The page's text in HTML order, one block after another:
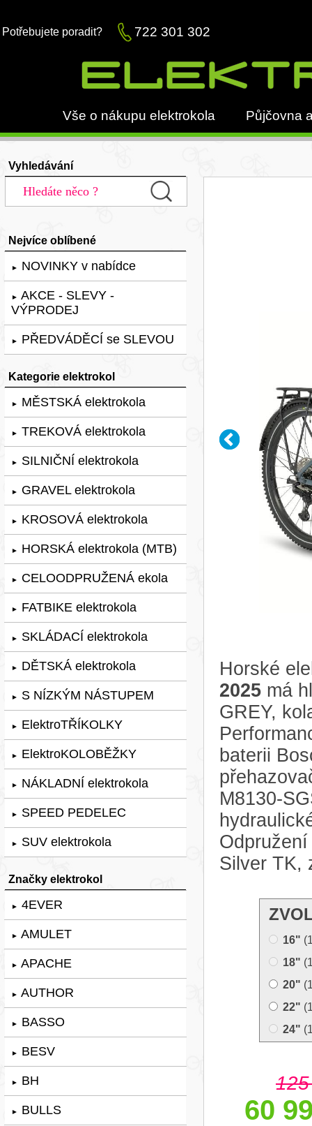
Potřebujete poradit? 722 301 302
Vše o nákupu elektrokola Půjčovna
Vyhledávání
Nejvíce oblíbené
► NOVINKY v nabídce
► AKCE - SLEVY -
VÝPRODEJ
► PŘEDVÁDĚCÍ se SLEVOU
Kategorie elektrokol
► MĚSTSKÁ elektrokola
► TREKOVÁ elektrokola
► SILNIČNÍ elektrokola
► GRAVEL elektrokola
► KROSOVÁ elektrokola
► HORSKÁ elektrokola (MTB)
► CELOODPRUŽENÁ ekola
► FATBIKE elektrokola
► SKLÁDACÍ elektrokola
► DĚTSKÁ elektrokola
► S NÍZKÝM NÁSTUPEM
► ElektroTŘÍKOLKY
► ElektroKOLOBĚŽKY
► NÁKLADNÍ elektrokola
► SPEED PEDELEC
► SUV elektrokola
Značky elektrokol
► 4EVER
► AMULET
► APACHE
► AUTHOR
► BASSO
► BESV
► BH
► BULLS
Horské
2025 má
GREY,
baterii
M8130-
Silver TK,
16"
18"
20"
22"
24"
60